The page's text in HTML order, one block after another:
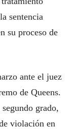
sentencia
su proceso de
ante el juez
de Queens.
grado,
violación en